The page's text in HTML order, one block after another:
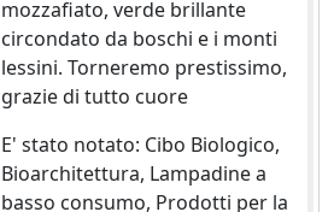
mozzafiato, verde brillante
circondato da boschi e i monti
lessini. Torneremo prestissimo,
grazie di tutto cuore
E' stato notato: Cibo Biologico,
Bioarchitettura, Lampadine a
basso consumo, Prodotti per la